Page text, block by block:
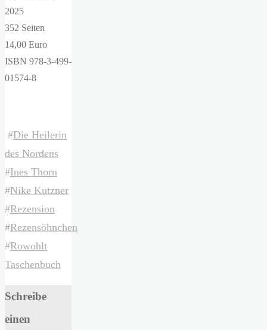
2025
352 Seiten
14,00 Euro
ISBN 978-3-499-
01574-8
#Die Heilerin
des Nordens
#Ines Thorn
#Nike Kutzner
#Rezension
#Rezensöhnchen
#Rowohlt
Taschenbuch
Schreibe
einen